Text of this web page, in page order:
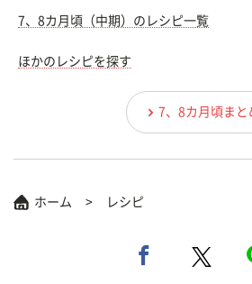
7、8カ月頃（中期）のレシピ一覧
ほかのレシピを探す
7、8カ月頃まと
ホーム レシピ